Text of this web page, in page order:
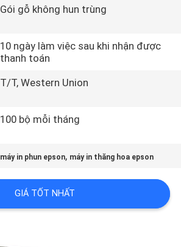
Gói gỗ không hun trùng
10 ngày làm việc sau khi nhận được
thanh toán
T/T, Western Union
100 bộ mỗi tháng
máy in phun epson, máy in thăng hoa epson
GIÁ TỐT NHẤT